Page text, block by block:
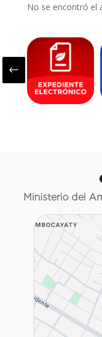
No se encontró el
#
Ministerio del